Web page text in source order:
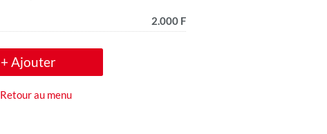
2.000 F
+ Ajouter
Retour au menu